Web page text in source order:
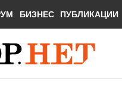
БИЗНЕС ПУБЛИКАЦИИ